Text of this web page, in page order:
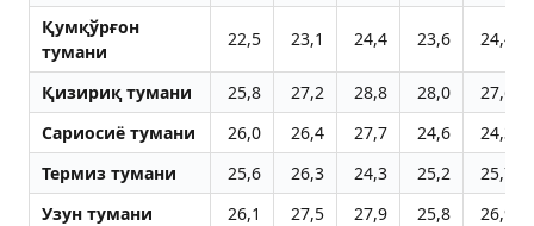
Қумқўрғон
тумани
22,5 23,1 24,4 23,6 24,4
Қизириқ тумани 25,8 27,2 28,8 28,0
27,6
Сариосиё тумани
26,0 26,4 27,7 24,6
24,3
Термиз тумани
25,6 26,3 24,3 25,2
25,7
Узун тумани
26,1 27,5 27,9 25,8
26,9